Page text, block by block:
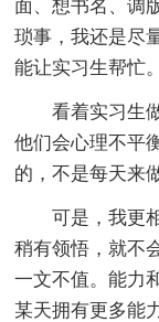
面、想书名、调
琐事，我还是尽
能让实习生帮忙。
看着实习生做
他们会心理不平
的，不是每天来
可是，我更相
稍有领悟，就不
一文不值。能力
某天拥有更多能